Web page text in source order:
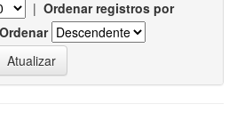
| Ordenar registros por
Ordenar